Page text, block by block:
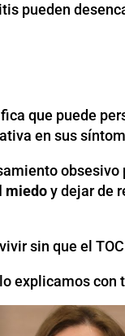
pueden
que puede
en sus
miedoy dejar de
sin que el
explicamos con